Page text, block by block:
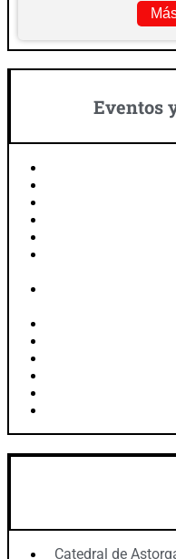
Eventos
Catedral de